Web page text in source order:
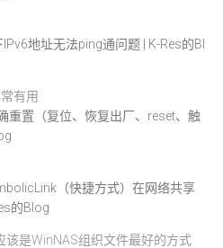
地址无法ping通问题 | K-Res的Bl
有用
重置（复位、恢复出厂、reset、触
（快捷方式）在网络共享
的Blog
该是WinNAS组织文件最好的方式